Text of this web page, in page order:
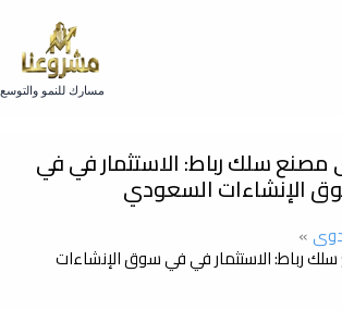
مسارك للنمو والتوسع
سلك رباط: الاستثمار في في
الإنشاءات السعودي
رباط: الاستثمار في في سوق الإنشاءات